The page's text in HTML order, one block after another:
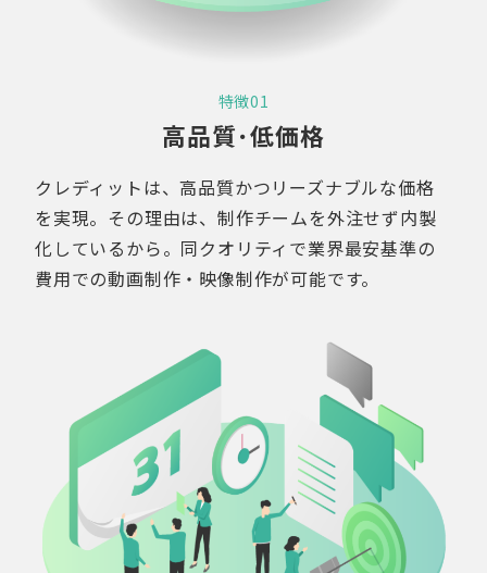
特徴01
高品質･低価格
クレディットは、高品質かつリーズナブルな価格
を実現。その理由は、制作チームを外注せず内製
化しているから。同クオリティで業界最安基準の
費用での動画制作・映像制作が可能です。